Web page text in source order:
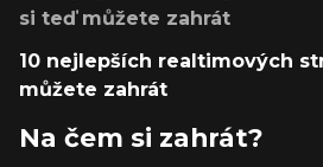
si teď můžete zahrát
10 nejlepších realtimových
můžete zahrát
Na čem si zahrát?